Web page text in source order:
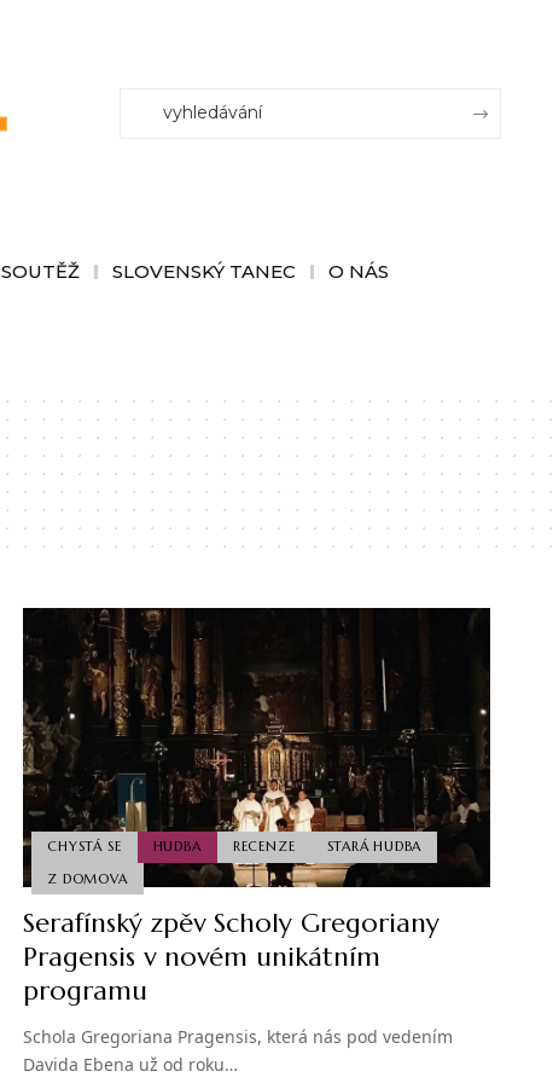
SOUTĚŽ SLOVENSKÝ TANEC O NÁS
CHYSTÁ SE HUDBA RECENZE
STARÁ HUDBA
Z DOMOVA
Serafínský zpěv Scholy Gregoriany
Pragensis v novém unikátním
programu
Schola Gregoriana Pragensis, která nás pod vedením
Davida Ebena už od roku…